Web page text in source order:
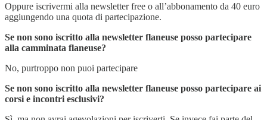
Oppure iscrivermi alla newsletter free o all’abbonamento da 40 euro
aggiungendo una quota di partecipazione.
Se non sono iscritto alla newsletter flaneuse posso partecipare
alla camminata flaneuse?
No, purtroppo non puoi partecipare
Se non sono iscritto alla newsletter flaneuse posso partecipare ai
corsi e incontri esclusivi?